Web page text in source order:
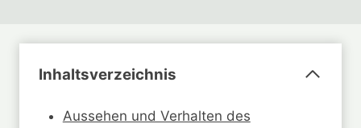
Inhaltsverzeichnis
Aussehen und Verhalten des